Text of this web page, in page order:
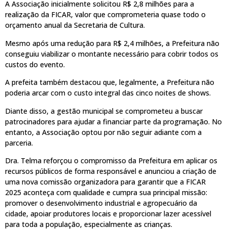
A Associação inicialmente solicitou R$ 2,8 milhões para a
realização da FICAR, valor que comprometeria quase todo o
orçamento anual da Secretaria de Cultura.
Mesmo após uma redução para R$ 2,4 milhões, a Prefeitura não
conseguiu viabilizar o montante necessário para cobrir todos os
custos do evento.
A prefeita também destacou que, legalmente, a Prefeitura não
poderia arcar com o custo integral das cinco noites de shows.
Diante disso, a gestão municipal se comprometeu a buscar
patrocinadores para ajudar a financiar parte da programação. No
entanto, a Associação optou por não seguir adiante com a
parceria.
Dra. Telma reforçou o compromisso da Prefeitura em aplicar os
recursos públicos de forma responsável e anunciou a criação de
uma nova comissão organizadora para garantir que a FICAR
2025 aconteça com qualidade e cumpra sua principal missão:
promover o desenvolvimento industrial e agropecuário da
cidade, apoiar produtores locais e proporcionar lazer acessível
para toda a população, especialmente as crianças.